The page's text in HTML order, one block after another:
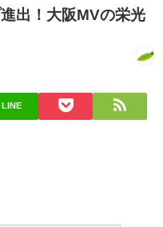
出！大阪MVの栄光
LINE